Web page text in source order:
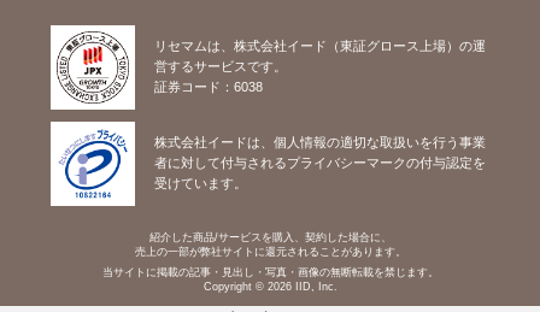
リセマムは、株式会社イード（東証グロース上場）の運
営するサービスです。
証券コード：6038
株式会社イードは、個人情報の適切な取扱いを行う事業
者に対して付与されるプライバシーマークの付与認定を
受けています。
紹介した商品/サービスを購入、契約した場合に、
売上の一部が弊社サイトに還元されることがあります。
当サイトに掲載の記事・見出し・写真・画像の無断転載を禁じます。
Copyright © 2026 IID, Inc.